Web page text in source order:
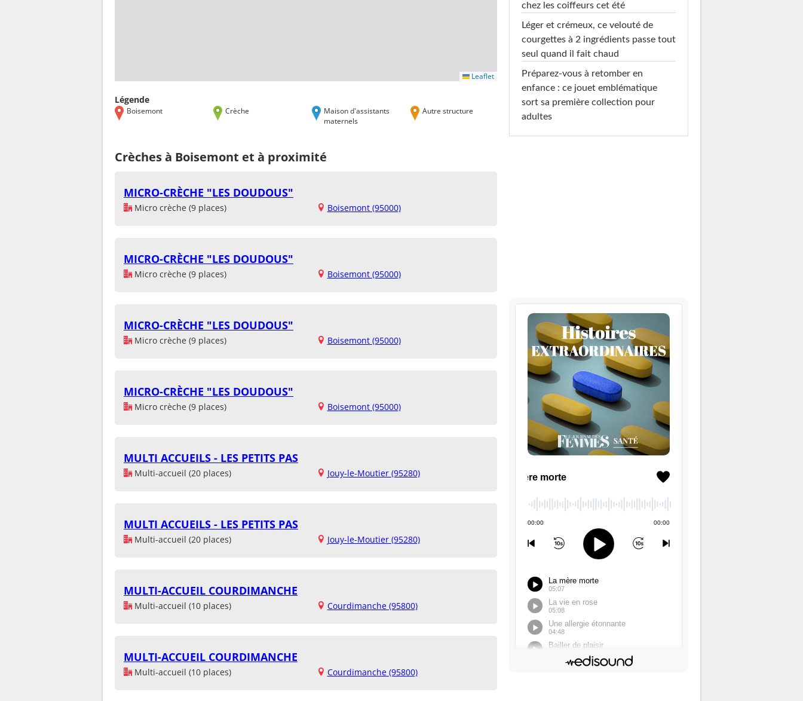
Leaflet
Légende
Boisemont Crèche
Maison d'assistants
maternels
Autre structure
Crèches à Boisemont et à proximité
MICRO-CRÈCHE "LES DOUDOUS"
Micro crèche (9 places) Boisemont (95000)
MICRO-CRÈCHE "LES DOUDOUS"
Micro crèche (9 places) Boisemont (95000)
MICRO-CRÈCHE "LES DOUDOUS"
Micro crèche (9 places) Boisemont (95000)
MICRO-CRÈCHE "LES DOUDOUS"
Micro crèche (9 places) Boisemont (95000)
MULTI ACCUEILS - LES PETITS PAS
Multi-accueil (20 places) Jouy-le-Moutier (95280)
MULTI ACCUEILS - LES PETITS PAS
Multi-accueil (20 places) Jouy-le-Moutier (95280)
MULTI-ACCUEIL COURDIMANCHE
Multi-accueil (10 places) Courdimanche (95800)
MULTI-ACCUEIL COURDIMANCHE
Multi-accueil (10 places) Courdimanche (95800)
chez les coiffeurs cet été
Léger et crémeux, ce velouté de
courgettes à 2 ingrédients passe tout
seul quand il fait chaud
Préparez-vous à retomber en
enfance : ce jouet emblématique
sort sa première collection pour
adultes